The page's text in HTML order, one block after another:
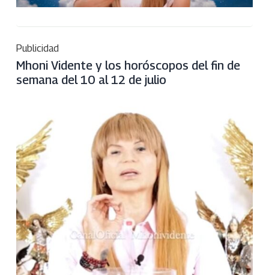
Publicidad
Mhoni Vidente y los horóscopos del fin de
semana del 10 al 12 de julio